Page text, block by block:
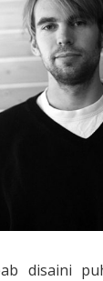
disaini